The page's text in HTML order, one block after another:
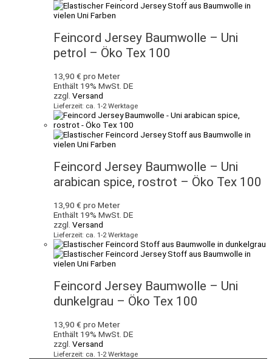
Feincord Jersey Baumwolle – Uni
petrol – Öko Tex 100
13,90 € pro Meter
Enthält 19% MwSt. DE
zzgl. Versand
Lieferzeit: ca. 1-2 Werktage
Feincord Jersey Baumwolle – Uni
arabican spice, rostrot – Öko Tex 100
13,90 € pro Meter
Enthält 19% MwSt. DE
zzgl. Versand
Lieferzeit: ca. 1-2 Werktage
Feincord Jersey Baumwolle – Uni
dunkelgrau – Öko Tex 100
13,90 € pro Meter
Enthält 19% MwSt. DE
zzgl. Versand
Lieferzeit: ca. 1-2 Werktage